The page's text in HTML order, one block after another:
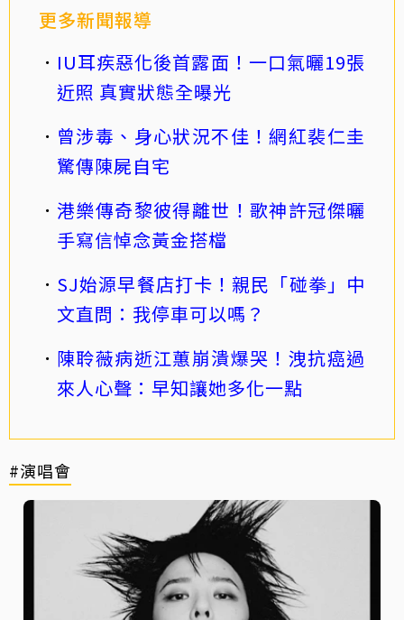
更多新聞報導
IU耳疾惡化後首露面！一口氣曬19張
近照 真實狀態全曝光
曾涉毒、身心狀況不佳！網紅裴仁圭
驚傳陳屍自宅
港樂傳奇黎彼得離世！歌神許冠傑曬
手寫信悼念黃金搭檔
SJ始源早餐店打卡！親民「碰拳」中
文直問：我停車可以嗎？
陳聆薇病逝江蕙崩潰爆哭！洩抗癌過
來人心聲：早知讓她多化一點
#演唱會